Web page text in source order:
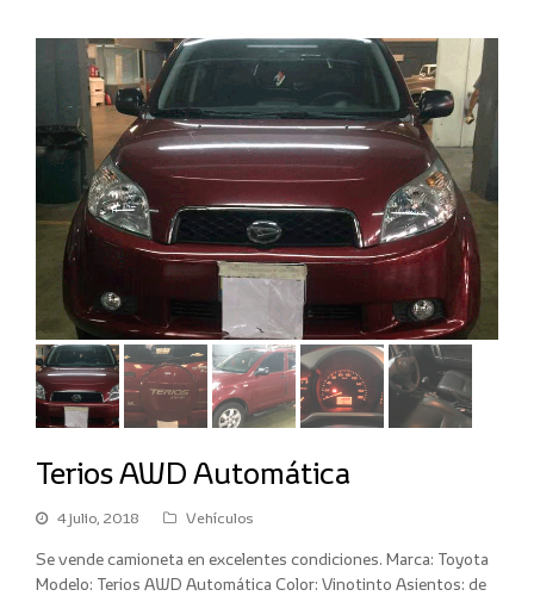
Terios AWD Automática
4 julio, 2018 Vehículos
Se vende camioneta en excelentes condiciones. Marca: Toyota
Modelo: Terios AWD Automática Color: Vinotinto Asientos: de